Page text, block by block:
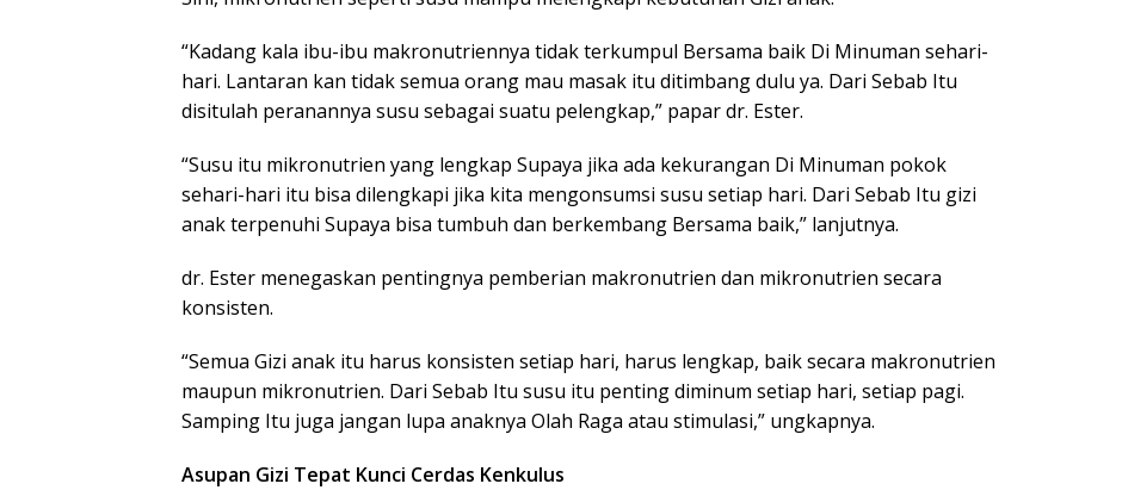
“Kadang kala ibu-ibu makronutriennya tidak terkumpul Bersama baik Di Minuman sehari-
hari. Lantaran kan tidak semua orang mau masak itu ditimbang dulu ya. Dari Sebab Itu
disitulah peranannya susu sebagai suatu pelengkap,” papar dr. Ester.
“Susu itu mikronutrien yang lengkap Supaya jika ada kekurangan Di Minuman pokok
sehari-hari itu bisa dilengkapi jika kita mengonsumsi susu setiap hari. Dari Sebab Itu gizi
anak terpenuhi Supaya bisa tumbuh dan berkembang Bersama baik,” lanjutnya.
dr. Ester menegaskan pentingnya pemberian makronutrien dan mikronutrien secara
konsisten.
“Semua Gizi anak itu harus konsisten setiap hari, harus lengkap, baik secara makronutrien
maupun mikronutrien. Dari Sebab Itu susu itu penting diminum setiap hari, setiap pagi.
Samping Itu juga jangan lupa anaknya Olah Raga atau stimulasi,” ungkapnya.
Asupan Gizi Tepat Kunci Cerdas Kenkulus